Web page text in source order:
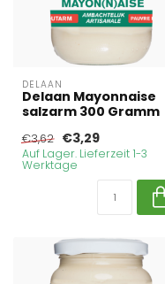
DELAAN
Delaan Mayonnaise
salzarm 300 Gramm
€3,62 €3,29
Auf Lager. Lieferzeit 1-3
Werktage